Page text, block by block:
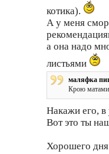
котика).
А у меня
а она надо
листьями
маляфка
Крою матами
Накажи его, в
Вот это ты
Хорошего